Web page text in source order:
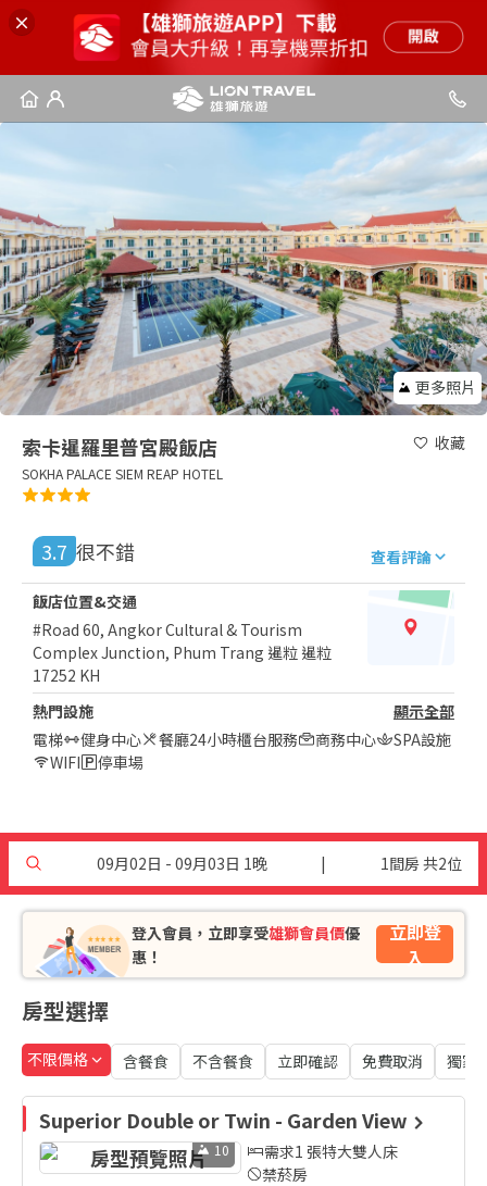
更多照片
索卡暹羅里普宮殿飯店
SOKHA PALACE SIEM REAP HOTEL
收藏
3.7 很不錯 查看評論
飯店位置&交通
#Road 60, Angkor Cultural & Tourism
Complex Junction, Phum Trang 暹粒 暹粒
17252 KH
熱門設施
顯示全部
電梯
健身中心 餐廳24小時櫃台服務 商務中心
SPA設施
WIFI
停車場
09月02日 - 09月03日 1晚 | 1間房 共2位
登入會員，立即享受雄獅會員價優
惠！
立即登
入
房型選擇
不限價格 含餐食 不含餐食 立即確認 免費取消 獨家
Superior Double or Twin - Garden View
10
需求1 張特大雙人床
禁菸房